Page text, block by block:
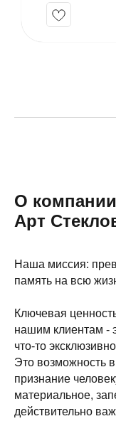
О компании
Арт
Наша миссия:
память на всю
Ключевая
нашим клиентам -
что-то
Это возможность
признание
материальное,
действительно